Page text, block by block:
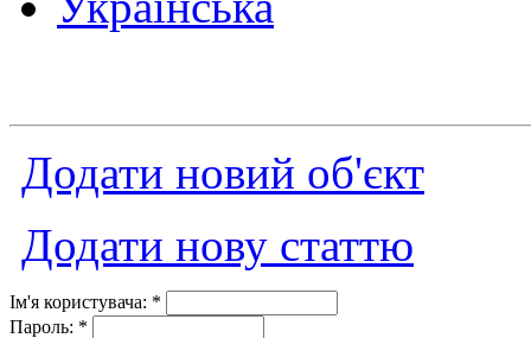
Додати новий об'єкт
Додати нову статтю
Ім'я користувача: *
Пароль: *